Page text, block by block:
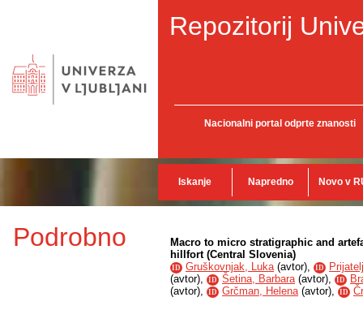
Repozitorij
Nacionalni portal odprte znanosti
Iskanje Napredno Novo v
Podrobno
Macro to micro stratigraphic and
hillfort (Central Slovenia)
ID Gruškovnjak, Luka(avtor), ID
(avtor), ID Šetina, Barbara(avtor), ID
(avtor), ID Grčman, Helena(avtor), ID